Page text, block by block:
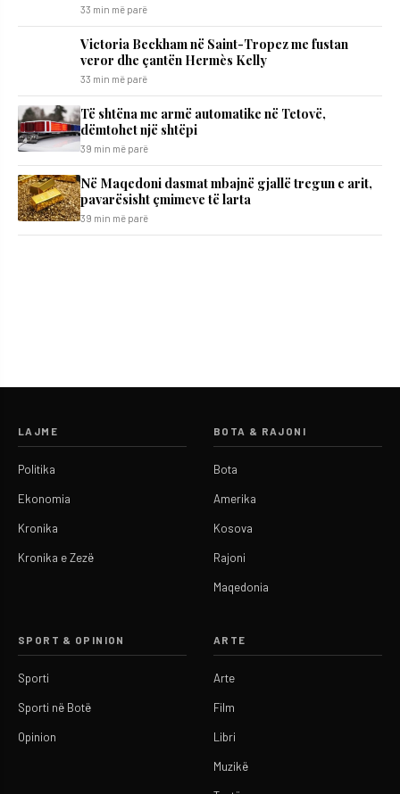
33 min më parë
Victoria Beckham në Saint-Tropez me fustan
veror dhe çantën Hermès Kelly
33 min më parë
Të shtëna me armë automatike në Tetovë,
dëmtohet një shtëpi
39 min më parë
Në Maqedoni dasmat mbajnë gjallë tregun e arit,
pavarësisht çmimeve të larta
39 min më parë
LAJME
Politika
Ekonomia
Kronika
Kronika e Zezë
BOTA & RAJONI
Bota
Amerika
Kosova
Rajoni
Maqedonia
SPORT & OPINION
Sporti
Sporti në Botë
Opinion
ARTE
Arte
Film
Libri
Muzikë